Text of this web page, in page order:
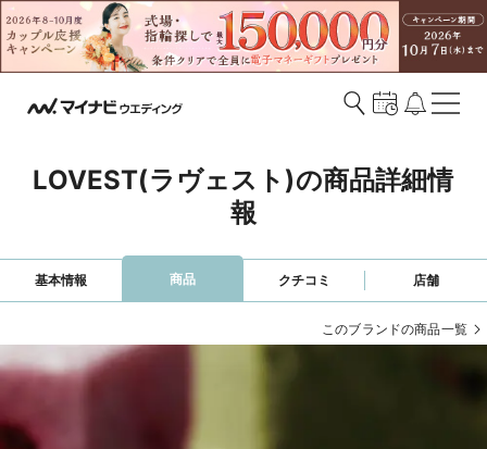
LOVEST(ラヴェスト)の商品詳細情
報
基本情報 商品 クチコミ 店舗
このブランドの商品一覧